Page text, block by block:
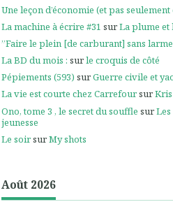
Une leçon d’économie (et pas seulement
La machine à écrire #31 surLa plume et
”Faire le plein [de carburant] sans
La BD du mois : surle croquis de côté
Pépiements (593) surGuerre civile et
La vie est courte chez Carrefoursur
Ono, tome 3 , le secret du souffle sur
jeunesse
Le soirsurMy shots
Août 2026